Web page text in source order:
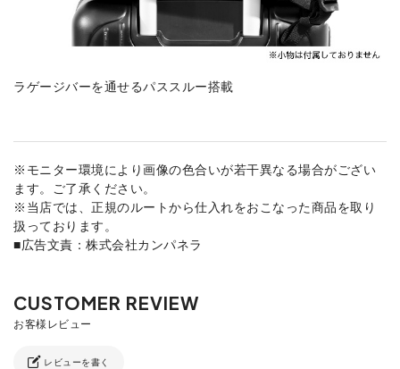
ラゲージバーを通せるパススルー搭載
※モニター環境により画像の色合いが若干異なる場合がござい
ます。ご了承ください。
※当店では、正規のルートから仕入れをおこなった商品を取り
扱っております。
■広告文責：株式会社カンパネラ
レビューを書く